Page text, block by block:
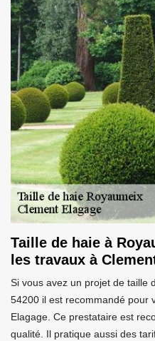
Taille de haie à
les travaux à
Si vous avez un projet de taille
54200 il est recommandé pour
Elagage. Ce prestataire est
qualité. Il pratique aussi des